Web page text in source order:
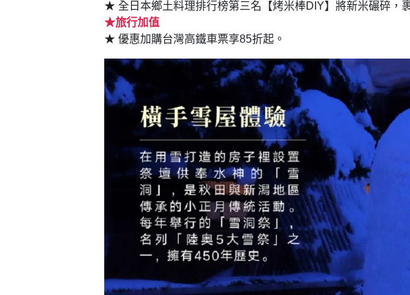
★ 全日本鄉土料理排行榜第三名【烤米棒DIY】將新米碾碎，
★旅行加值
★ 優惠加購台灣高鐵車票享85折起。